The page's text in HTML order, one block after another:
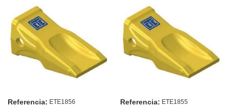
Referencia: ETE1856 Referencia: ETE1855